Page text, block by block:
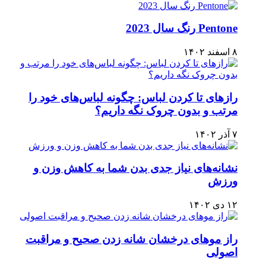
Pentone رنگ سال 2023
۸ اسفند ۱۴۰۲
رازهای تا کردن لباس: چگونه لباس‌های خود را
مرتب و بدون چروک نگه داریم؟
۷ آذر ۱۴۰۲
نشانه‌های نیاز جدی بدن شما به کاهش وزن و
ورزش
۱۲ دی ۱۴۰۲
راز موهای درخشان شانه زدن صحیح و مراقبت
اصولی